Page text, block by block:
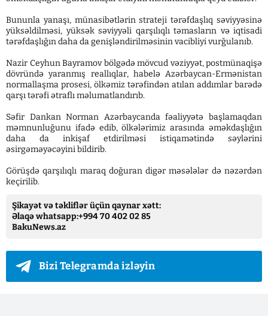
Bununla yanaşı, münasibətlərin strateji tərəfdaşlıq səviyyəsinə
yüksəldilməsi, yüksək səviyyəli qarşılıqlı təmasların və iqtisadi
tərəfdaşlığın daha da genişləndirilməsinin vacibliyi vurğulanıb.
Nazir Ceyhun Bayramov bölgədə mövcud vəziyyət, postmünaqişə
dövründə yaranmış reallıqlar, habelə Azərbaycan-Ermənistan
normallaşma prosesi, ölkəmiz tərəfindən atılan addımlar barədə
qarşı tərəfi ətraflı məlumatlandırıb.
Səfir Dankan Norman Azərbaycanda fəaliyyətə başlamaqdan
məmnunluğunu ifadə edib, ölkələrimiz arasında əməkdaşlığın
daha da inkişaf etdirilməsi istiqamətində səylərini
əsirgəməyəcəyini bildirib.
Görüşdə qarşılıqlı maraq doğuran digər məsələlər də nəzərdən
keçirilib.
Şikayət və təkliflər üçün qaynar xətt:
Əlaqə whatsapp:+994 70 402 02 85
BakuNews.az
Bizi Telegramda izləyin